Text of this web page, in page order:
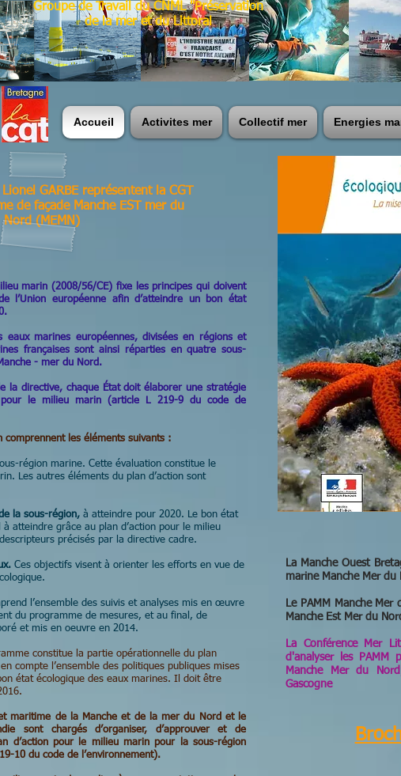
Accueil Activites mer Collectif mer Energies
Groupe de Travail du CNML "Préservation
de la mer et du Littoral
GARBE représentent la CGT
de façade Manche EST mer du
Nord (MEMN)
marin (2008/56/CE) fixe les principes qui doivent
l’Union européenne afin d’atteindre un bon état
eaux marines européennes, divisées en régions et
françaises sont ainsi réparties en quatre sous-
- mer du Nord.
la directive, chaque État doit élaborer une stratégie
pour le milieu marin (article L 219-9 du code de
comprennent les éléments suivants :
région marine. Cette évaluation constitue le
Les autres éléments du plan d’action sont
la sous-région, à atteindre pour 2020. Le bon état
atteindre grâce au plan d’action pour le milieu
précisés par la directive cadre.
Ces objectifs visent à orienter les efforts en vue de
l’ensemble des suivis et analyses mis en œuvre
du programme de mesures, et au final, de
et mis en oeuvre en 2014.
constitue la partie opérationnelle du plan
compte l’ensemble des politiques publiques mises
état écologique des eaux marines. Il doit être
maritime de la Manche et de la mer du Nord et le
sont chargés d’organiser, d’approuver et de
d’action pour le milieu marin pour la sous-région
10 du code de l’environnement).
La Manche Ouest
marine Manche Mer du
Le PAMM Manche
Manche Est Mer du
La Conférence Mer
d'analyser les PAMM
Manche Mer du
Gascogne